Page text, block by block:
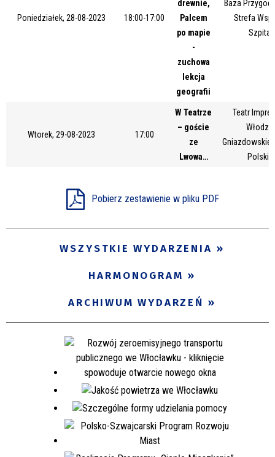
Miejsce
Poniedziałek, 28-08-2023 18:00-17:00
drewnie,
Palcem
po mapie
-
zuchowa
lekcja
geografii
Baza
Strefa
Wtorek, 29-08-2023 17:00
W Teatrze
– goście
ze
Lwowa…
Teatr
Pobierz zestawienie w pliku PDF
WSZYSTKIE WYDARZENIA
HARMONOGRAM
ARCHIWUM WYDARZEŃ